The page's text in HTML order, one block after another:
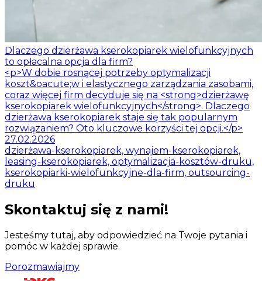
Dlaczego dzierżawa kserokopiarek wielofunkcyjnych
to opłacalna opcja dla firm?
<p>W dobie rosnącej potrzeby optymalizacji
koszt&oacute;w i elastycznego zarządzania zasobami,
coraz więcej firm decyduje się na <strong>dzierżawę
kserokopiarek wielofunkcyjnych</strong>. Dlaczego
dzierżawa kserokopiarek staje się tak popularnym
rozwiązaniem? Oto kluczowe korzyści tej opcji.</p>
27.02.2026
dzierżawa-kserokopiarek, wynajem-kserokopiarek,
leasing-kserokopiarek, optymalizacja-kosztów-druku,
kserokopiarki-wielofunkcyjne-dla-firm, outsourcing-
druku
Skontaktuj się z nami!
Jesteśmy tutaj, aby odpowiedzieć na Twoje pytania i
pomóc w każdej sprawie.
Porozmawiajmy